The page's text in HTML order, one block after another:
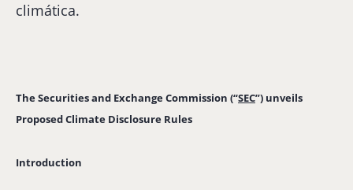
climática.
The Securities and Exchange Commission (“SEC”) unveils
Proposed Climate Disclosure Rules
Introduction